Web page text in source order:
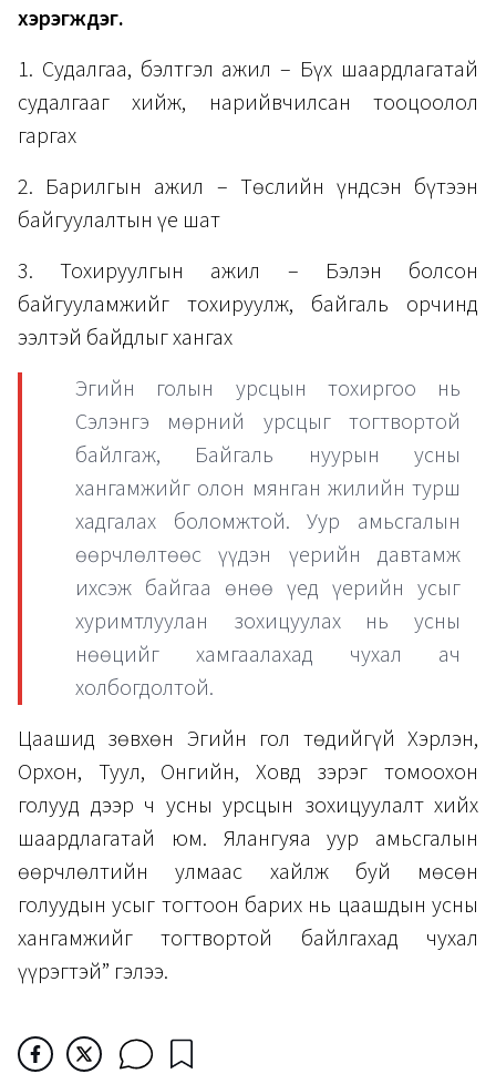
хэрэгждэг.
1. Судалгаа, бэлтгэл ажил – Бүх шаардлагатай
судалгааг хийж, нарийвчилсан тооцоолол
гаргах
2. Барилгын ажил – Төслийн үндсэн бүтээн
байгуулалтын үе шат
3. Тохируулгын ажил – Бэлэн болсон
байгууламжийг тохируулж, байгаль орчинд
ээлтэй байдлыг хангах
Эгийн голын урсцын тохиргоо нь
Сэлэнгэ мөрний урсцыг тогтвортой
байлгаж, Байгаль нуурын усны
хангамжийг олон мянган жилийн турш
хадгалах боломжтой. Уур амьсгалын
өөрчлөлтөөс үүдэн үерийн давтамж
ихсэж байгаа өнөө үед үерийн усыг
хуримтлуулан зохицуулах нь усны
нөөцийг хамгаалахад чухал ач
холбогдолтой.
Цаашид зөвхөн Эгийн гол төдийгүй Хэрлэн,
Орхон, Туул, Онгийн, Ховд зэрэг томоохон
голууд дээр ч усны урсцын зохицуулалт хийх
шаардлагатай юм. Ялангуяа уур амьсгалын
өөрчлөлтийн улмаас хайлж буй мөсөн
голуудын усыг тогтоон барих нь цаашдын усны
хангамжийг тогтвортой байлгахад чухал
үүрэгтэй” гэлээ.